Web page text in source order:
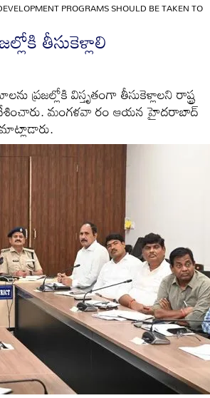
PROGRAMS SHOULD BE TAKEN TO
తీసుకెళ్లాలి
ప్రజల్లోకి విస్తృతంగా తీసుకెళ్లాలని రాష్ట్ర
మంగళవా రం ఆయన హైదరాబాద్‌